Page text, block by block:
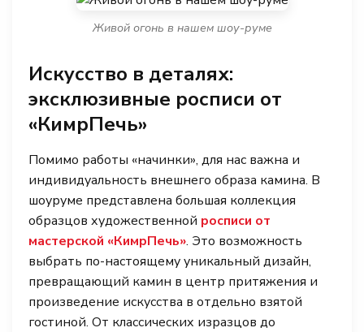
Искусство в деталях:
эксклюзивные росписи от
«КимрПечь»
Помимо работы «начинки», для нас важна и
индивидуальность внешнего образа камина. В
шоуруме представлена большая коллекция
образцов художественной росписи от
мастерской «КимрПечь». Это возможность
выбрать по-настоящему уникальный дизайн,
превращающий камин в центр притяжения и
произведение искусства в отдельно взятой
гостиной. От классических изразцов до
Живой огонь в нашем шоу-руме